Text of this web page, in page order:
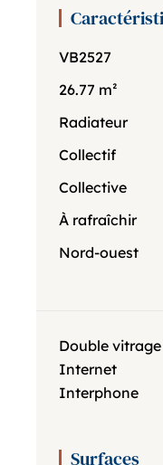
VB2527
26.77 m²
Radiateur
Collectif
Collective
À rafraîchir
Nord-ouest
Double vitrage
Internet
Interphone
Surfaces